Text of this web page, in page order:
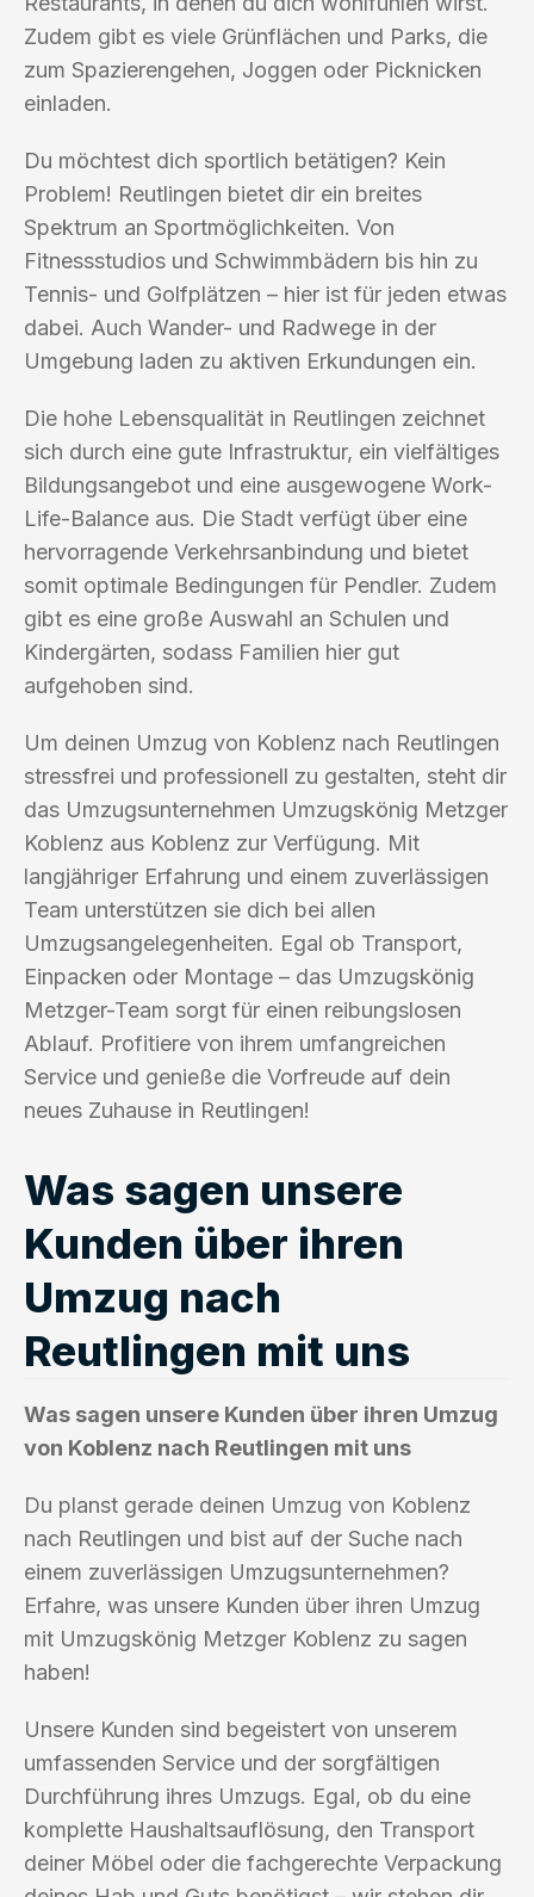
Zudem gibt es viele Grünflächen und Parks, die
zum Spazierengehen, Joggen oder Picknicken
einladen.
Du möchtest dich sportlich betätigen? Kein
Problem! Reutlingen bietet dir ein breites
Spektrum an Sportmöglichkeiten. Von
Fitnessstudios und Schwimmbädern bis hin zu
Tennis- und Golfplätzen – hier ist für jeden etwas
dabei. Auch Wander- und Radwege in der
Umgebung laden zu aktiven Erkundungen ein.
Die hohe Lebensqualität in Reutlingen zeichnet
sich durch eine gute Infrastruktur, ein vielfältiges
Bildungsangebot und eine ausgewogene Work-
Life-Balance aus. Die Stadt verfügt über eine
hervorragende Verkehrsanbindung und bietet
somit optimale Bedingungen für Pendler. Zudem
gibt es eine große Auswahl an Schulen und
Kindergärten, sodass Familien hier gut
aufgehoben sind.
Um deinen Umzug von Koblenz nach Reutlingen
stressfrei und professionell zu gestalten, steht dir
das Umzugsunternehmen Umzugskönig Metzger
Koblenz aus Koblenz zur Verfügung. Mit
langjähriger Erfahrung und einem zuverlässigen
Team unterstützen sie dich bei allen
Umzugsangelegenheiten. Egal ob Transport,
Einpacken oder Montage – das Umzugskönig
Metzger-Team sorgt für einen reibungslosen
Ablauf. Profitiere von ihrem umfangreichen
Service und genieße die Vorfreude auf dein
neues Zuhause in Reutlingen!
Was sagen unsere
Kunden über ihren
Umzug nach
Reutlingen mit uns
Was sagen unsere Kunden über ihren Umzug
von Koblenz nach Reutlingen mit uns
Du planst gerade deinen Umzug von Koblenz
nach Reutlingen und bist auf der Suche nach
einem zuverlässigen Umzugsunternehmen?
Erfahre, was unsere Kunden über ihren Umzug
mit Umzugskönig Metzger Koblenz zu sagen
haben!
Unsere Kunden sind begeistert von unserem
umfassenden Service und der sorgfältigen
Durchführung ihres Umzugs. Egal, ob du eine
komplette Haushaltsauflösung, den Transport
deiner Möbel oder die fachgerechte Verpackung